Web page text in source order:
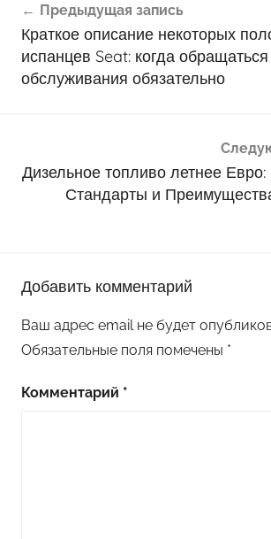
по
записям
Предыдущая запись
Краткое описание некоторых
испанцев Seat: когда
обслуживания обязательно
Дизельное топливо летнее
Стандарты и
Добавить комментарий
Ваш адрес email не будет
Обязательные поля помечены *
Комментарий *